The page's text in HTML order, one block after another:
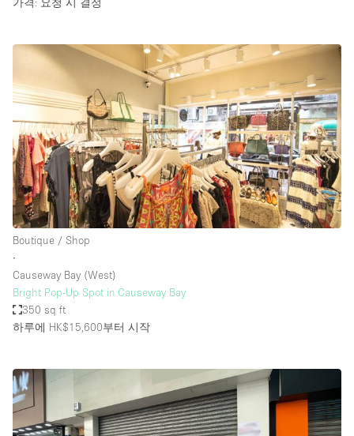
가격: 요청 시 결정
Boutique / Shop
∙
Causeway Bay (West)
Bright Pop-Up Spot in Causeway Bay
350 sq ft
하루에 HK$15,600부터 시작